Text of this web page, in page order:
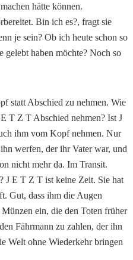
hätte können.
Bin ich es?, fragt sie
je sein? Ob ich heute schon so
gelebt haben möchte? Noch so
statt Abschied zu nehmen. Wie
T Z T Abschied nehmen? Ist J
ihm vom Kopf nehmen. Nur
werfen, der ihr Vater war, und
nicht mehr da. Im Transit.
J E T Z T ist keine Zeit. Sie hat
Gut, dass ihm die Augen
ein, die den Toten früher
Fährmann zu zahlen, der ihn
Welt ohne Wiederkehr bringen